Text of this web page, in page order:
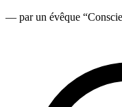
— par un évêque